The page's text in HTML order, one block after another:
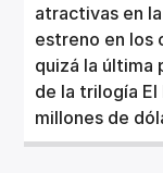
atractivas en
estreno en los
quizá la última
de la trilogía El
millones de